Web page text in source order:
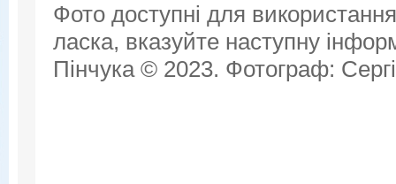
Фото доступні для
ласка, вказуйте наступну
Пінчука © 2023. Фотограф: